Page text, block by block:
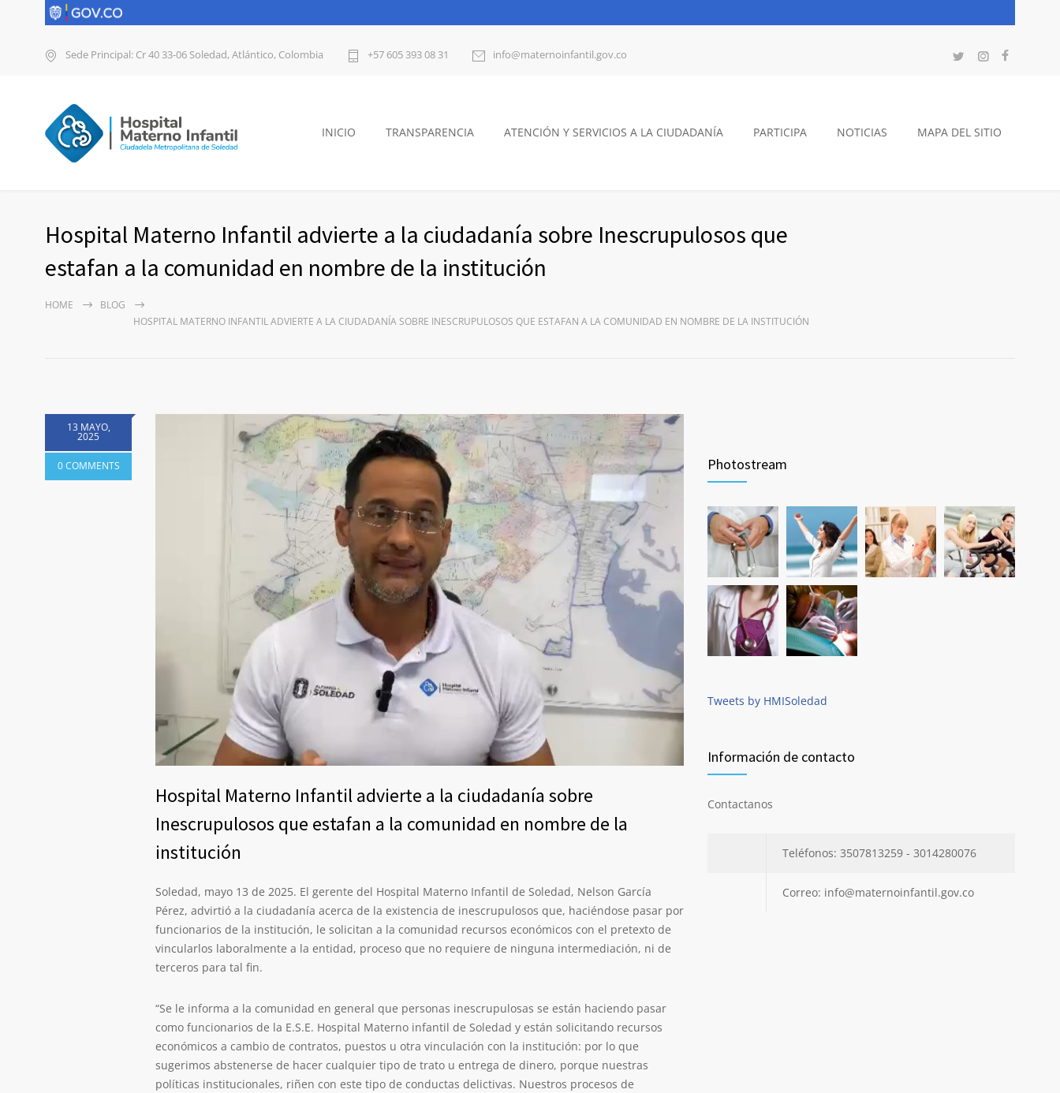
Sede Principal: Cr 40 33-06 Soledad, Atlántico, Colombia +57 605 393 08 31 info@maternoinfantil.gov.co
INICIO TRANSPARENCIA ATENCIÓN Y SERVICIOS A LA CIUDADANÍA PARTICIPA NOTICIAS MAPA DEL SITIO
Hospital Materno Infantil advierte a la ciudadanía sobre Inescrupulosos que
estafan a la comunidad en nombre de la institución
HOME
BLOG
HOSPITAL MATERNO INFANTIL ADVIERTE A LA CIUDADANÍA SOBRE INESCRUPULOSOS QUE ESTAFAN A LA COMUNIDAD EN NOMBRE DE LA INSTITUCIÓN
13 MAYO,
2025
0 COMMENTS
Hospital Materno Infantil advierte a la ciudadanía sobre
Inescrupulosos que estafan a la comunidad en nombre de la
institución
Soledad, mayo 13 de 2025. El gerente del Hospital Materno Infantil de Soledad, Nelson García
Pérez, advirtió a la ciudadanía acerca de la existencia de inescrupulosos que, haciéndose pasar por
funcionarios de la institución, le solicitan a la comunidad recursos económicos con el pretexto de
vincularlos laboralmente a la entidad, proceso que no requiere de ninguna intermediación, ni de
terceros para tal fin.
“Se le informa a la comunidad en general que personas inescrupulosas se están haciendo pasar
como funcionarios de la E.S.E. Hospital Materno infantil de Soledad y están solicitando recursos
económicos a cambio de contratos, puestos u otra vinculación con la institución: por lo que
sugerimos abstenerse de hacer cualquier tipo de trato u entrega de dinero, porque nuestras
políticas institucionales, riñen con este tipo de conductas delictivas. Nuestros procesos de
Photostream
Tweets by HMISoledad
Información de contacto
Contactanos
Teléfonos: 3507813259 - 3014280076
Correo: info@maternoinfantil.gov.co